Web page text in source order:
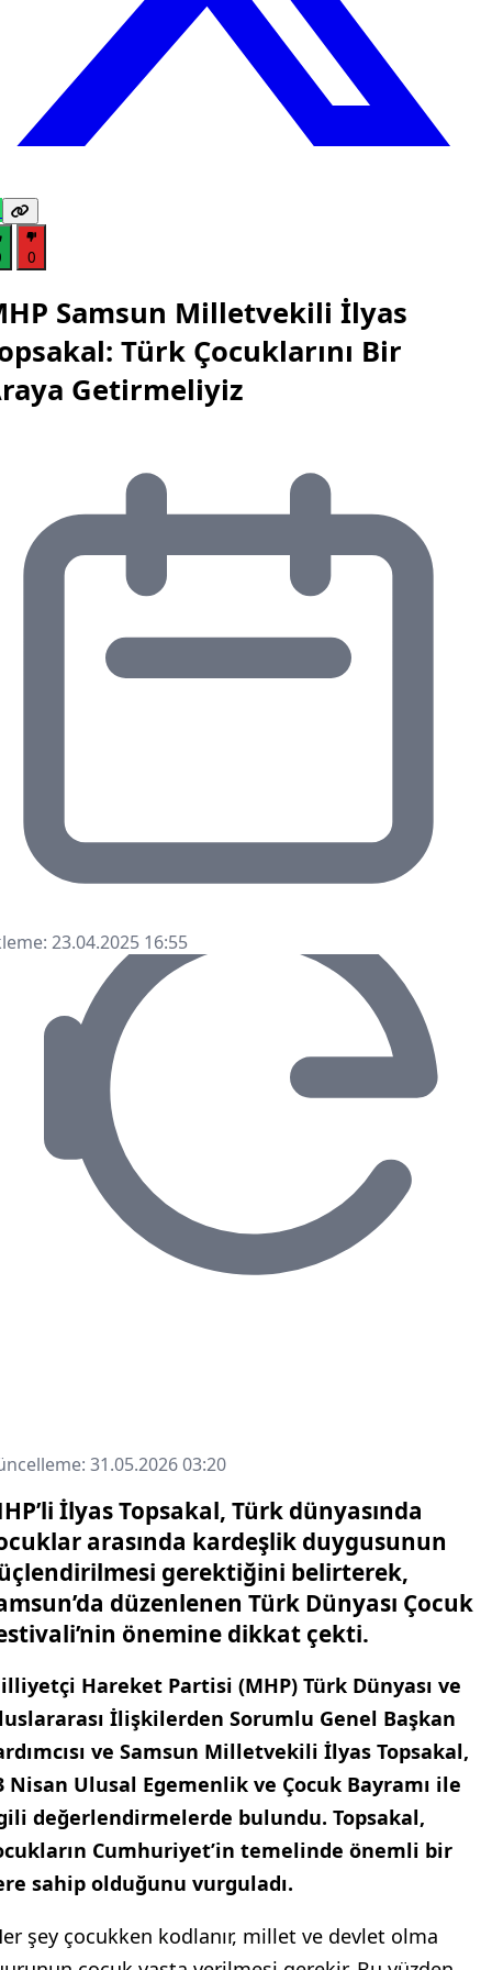
0
Samsun Milletvekili İlyas
Türk Çocuklarını Bir
Getirmeliyiz
23.04.2025 16:55
31.05.2026 03:20
İlyas Topsakal, Türk dünyasında
arasında kardeşlik duygusunun
gerektiğini belirterek,
düzenlenen Türk Dünyası Çocuk
önemine dikkat çekti.
Hareket Partisi (MHP) Türk Dünyası ve
İlişkilerden Sorumlu Genel Başkan
ve Samsun Milletvekili İlyas Topsakal,
Nisan Ulusal Egemenlik ve Çocuk Bayramı ile
değerlendirmelerde bulundu. Topsakal,
Cumhuriyet’in temelinde önemli bir
sahip olduğunu vurguladı.
şey çocukken kodlanır, millet ve devlet olma